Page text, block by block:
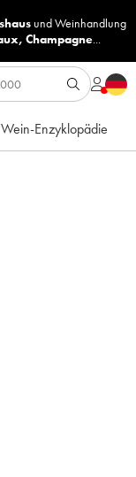
undWeinhandlung
, Champagne...
Wein-Enzyklopädie